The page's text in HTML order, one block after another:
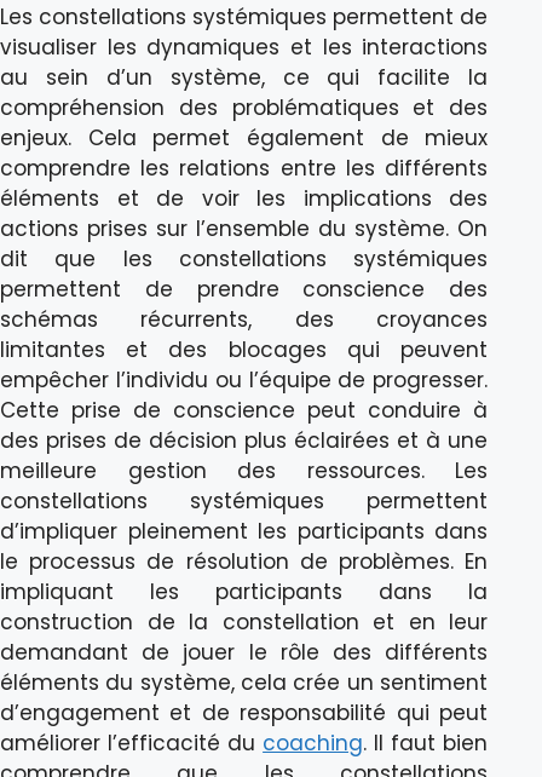
Les constellations systémiques permettent de
visualiser les dynamiques et les interactions
au sein d’un système, ce qui facilite la
compréhension des problématiques et des
enjeux. Cela permet également de mieux
comprendre les relations entre les différents
éléments et de voir les implications des
actions prises sur l’ensemble du système. On
dit que les constellations systémiques
permettent de prendre conscience des
schémas récurrents, des croyances
limitantes et des blocages qui peuvent
empêcher l’individu ou l’équipe de progresser.
Cette prise de conscience peut conduire à
des prises de décision plus éclairées et à une
meilleure gestion des ressources. Les
constellations systémiques permettent
d’impliquer pleinement les participants dans
le processus de résolution de problèmes. En
impliquant les participants dans la
construction de la constellation et en leur
demandant de jouer le rôle des différents
éléments du système, cela crée un sentiment
d’engagement et de responsabilité qui peut
améliorer l’efficacité du coaching. Il faut bien